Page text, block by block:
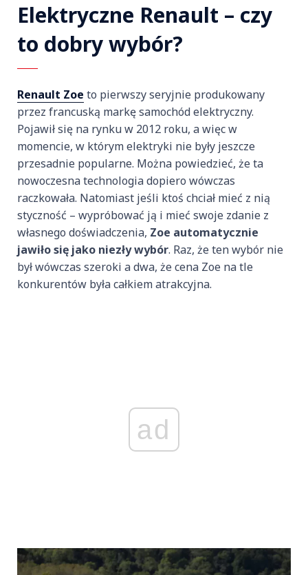
Elektryczne Renault – czy
to dobry wybór?
Renault Zoe to pierwszy seryjnie produkowany
przez francuską markę samochód elektryczny.
Pojawił się na rynku w 2012 roku, a więc w
momencie, w którym elektryki nie były jeszcze
przesadnie popularne. Można powiedzieć, że ta
nowoczesna technologia dopiero wówczas
raczkowała. Natomiast jeśli ktoś chciał mieć z nią
styczność – wypróbować ją i mieć swoje zdanie z
własnego doświadczenia, Zoe automatycznie
jawiło się jako niezły wybór. Raz, że ten wybór nie
był wówczas szeroki a dwa, że cena Zoe na tle
konkurentów była całkiem atrakcyjna.
ad